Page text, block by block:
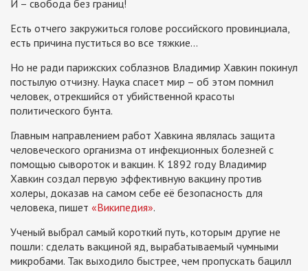
И – свобода без границ!
Есть отчего закружиться голове российского провинциала,
есть причина пуститься во все тяжкие…
Но не ради парижских соблазнов Владимир Хавкин покинул
постылую отчизну. Наука спасет мир – об этом помнил
человек, отрекшийся от убийственной красоты
политического бунта.
Главным направлением работ Хавкина являлась защита
человеческого организма от инфекционных болезней с
помощью сывороток и вакцин. К 1892 году Владимир
Хавкин создал первую эффективную вакцину против
холеры, доказав на самом себе её безопасность для
человека, пишет «Википедия».
Ученый выбрал самый короткий путь, которым другие не
пошли: сделать вакциной яд, вырабатываемый чумными
микробами. Так выходило быстрее, чем пропускать бацилл